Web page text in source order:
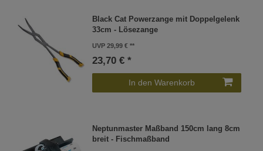
Black Cat Powerzange mit Doppelgelenk
33cm - Lösezange
UVP 29,99 €
23,70 € *
In den Warenkorb
Neptunmaster Maßband 150cm lang 8cm
breit - Fischmaßband